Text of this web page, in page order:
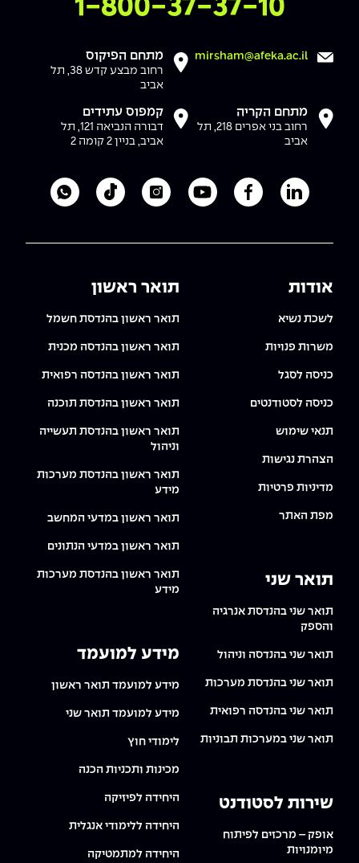
צרו איתנו קשר
1-800-37-37-10
mirsham@afeka.ac.il מתחם הפיקוס
רחוב מבצע קדש 38, תל
אביב
מתחם הקריה
רחוב בני אפרים 218, תל
אביב
קמפוס עתידים
דבורה הנביאה 121, תל
אביב, בניין 2 קומה 2
לעמוד הלינקדאין של מכללת אפקה
לעמוד הפייסבוק של מכללת אפקה
לעמוד היוטיוב של מכללת אפקה
לעמוד האינסטגרם של
לעמוד הטיקטוק
אודות
לשכת נשיא
משרות פנויות
כניסה לסגל
כניסה לסטודנטים
תנאי שימוש
הצהרת נגישות
מדיניות פרטיות
מפת האתר
תואר שני
תואר שני בהנדסת אנרגיה
והספק
תואר שני בהנדסה וניהול
תואר שני בהנדסת מערכות
תואר שני בהנדסה רפואית
תואר שני במערכות תבוניות
שירות לסטודנט
אופק – מרכזים לפיתוח
מיומנויות
תואר ראשון
תואר ראשון בהנדסת חשמל
תואר ראשון בהנדסה מכנית
תואר ראשון בהנדסה רפואית
תואר ראשון בהנדסת תוכנה
תואר ראשון בהנדסת תעשייה
וניהול
תואר ראשון בהנדסת מערכות
מידע
תואר ראשון במדעי המחשב
תואר ראשון במדעי הנתונים
תואר ראשון בהנדסת מערכות
מידע
מידע למועמד
מידע למועמד תואר ראשון
מידע למועמד תואר שני
לימודי חוץ
מכינות ותכניות הכנה
היחידה לפיזיקה
היחידה ללימודי אנגלית
היחידה למתמטיקה